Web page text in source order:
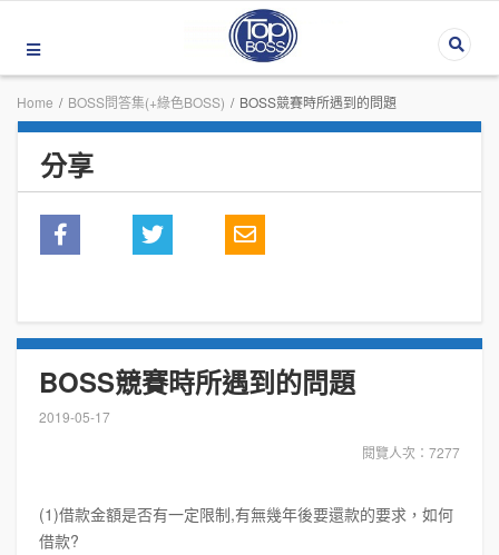
Home / BOSS問答集(+綠色BOSS) / BOSS競賽時所遇到的問題
分享
BOSS競賽時所遇到的問題
2019-05-17
閱覽人次：7277
(1)借款金額是否有一定限制,有無幾年後要還款的要求，如何
借款?